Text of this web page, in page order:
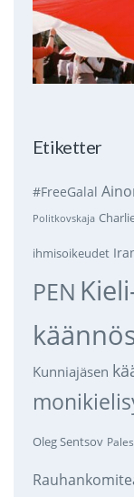
Etiketter
#FreeGalal
Politkovskaja
ihmisoikeudet
PEN
Kunniajäsen
Oleg Sentsov